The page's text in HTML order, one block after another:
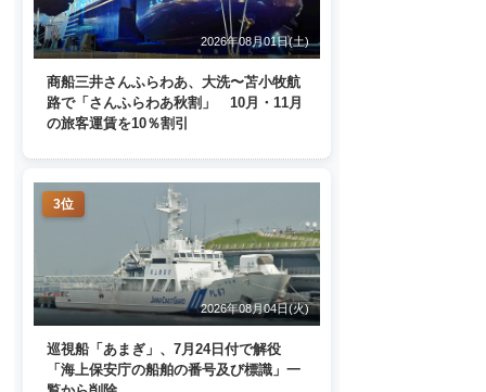
2026年08月01日(土)
商船三井さんふらわあ、大洗〜苫小牧航
路で「さんふらわあ秋割」 10月・11月
の旅客運賃を10％割引
3位
2026年08月04日(火)
巡視船「あまぎ」、7月24日付で解役
「海上保安庁の船舶の番号及び標識」一